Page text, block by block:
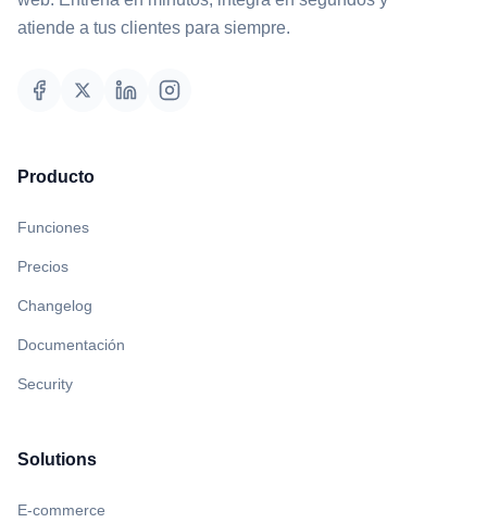
atiende a tus clientes para siempre.
Producto
Funciones
Precios
Changelog
Documentación
Security
Solutions
E-commerce